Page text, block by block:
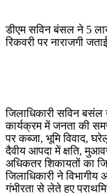
डीएम सविन बंसल ने 5
रिकवरी पर नाराजगी
जिलाधिकारी सविन बसंल
कार्यक्रम में जनता की
पर कब्जा, भूमि विवाद,
दैवीय आपदा में क्षति,
अधिकतर शिकायतों का
जिलाधिकारी ने
गंभीरता से लेते हुए